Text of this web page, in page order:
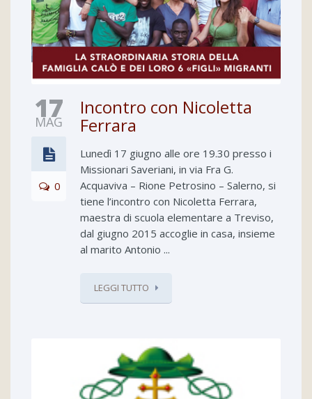
17
MAG
0
Incontro con Nicoletta
Ferrara
Lunedì 17 giugno alle ore 19.30 presso i
Missionari Saveriani, in via Fra G.
Acquaviva – Rione Petrosino – Salerno, si
tiene l’incontro con Nicoletta Ferrara,
maestra di scuola elementare a Treviso,
dal giugno 2015 accoglie in casa, insieme
al marito Antonio ...
LEGGI TUTTO